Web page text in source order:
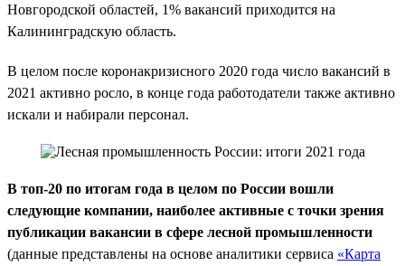
Новгородской областей, 1% вакансий приходится на
Калининградскую область.
В целом после коронакризисного 2020 года число вакансий в
2021 активно росло, в конце года работодатели также активно
искали и набирали персонал.
В топ-20 по итогам года в целом по России вошли
следующие компании, наиболее активные с точки зрения
публикации вакансии в сфере лесной промышленности
(данные представлены на основе аналитики сервиса «Карта